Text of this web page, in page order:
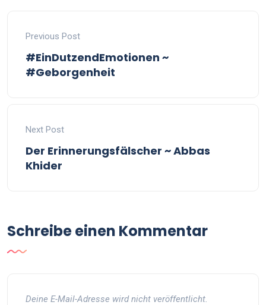
Previous Post
#EinDutzendEmotionen ~
#Geborgenheit
Next Post
Der Erinnerungsfälscher ~ Abbas
Khider
Schreibe einen Kommentar
Deine E-Mail-Adresse wird nicht veröffentlicht.